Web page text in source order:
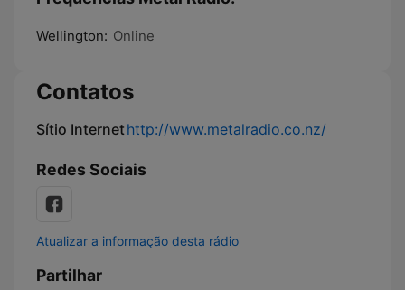
Wellington: Online
Contatos
Sítio Internethttp://www.metalradio.co.nz/
Redes Sociais
Atualizar a informação desta rádio
Partilhar